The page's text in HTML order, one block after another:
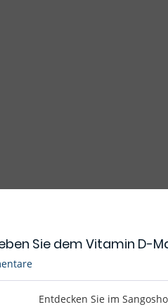
Sie dem Vitamin D-
Entdecken Sie im